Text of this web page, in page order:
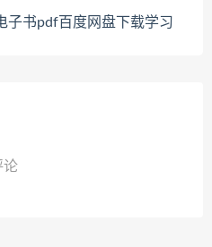
子书pdf百度网盘下载学习
论